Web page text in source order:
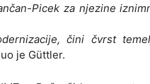
Picek za njezine
čini čvrst
je Güttler.